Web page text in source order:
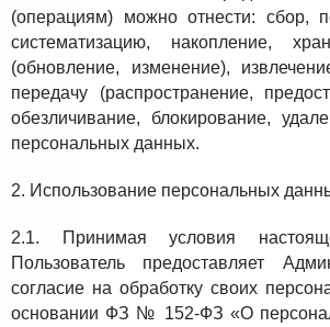
(операциям) можно отнести: сбор,
систематизацию, накопление,
(обновление, изменение),
передачу (распространение,
обезличивание, блокирование,
персональных данных.
2. Использование персональных
2.1. Принимая условия
Пользователь предоставляет
согласие на обработку своих
основании ФЗ № 152-ФЗ «О